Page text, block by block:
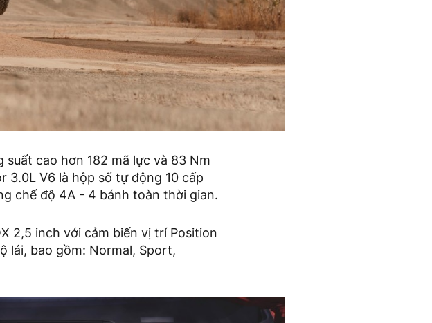
cao hơn 182 mã lực và 83 Nm
3.0L V6 là hộp số tự động 10 cấp
chế độ 4A - 4 bánh toàn thời gian.
2,5 inch với cảm biến vị trí Position
lái, bao gồm: Normal, Sport,